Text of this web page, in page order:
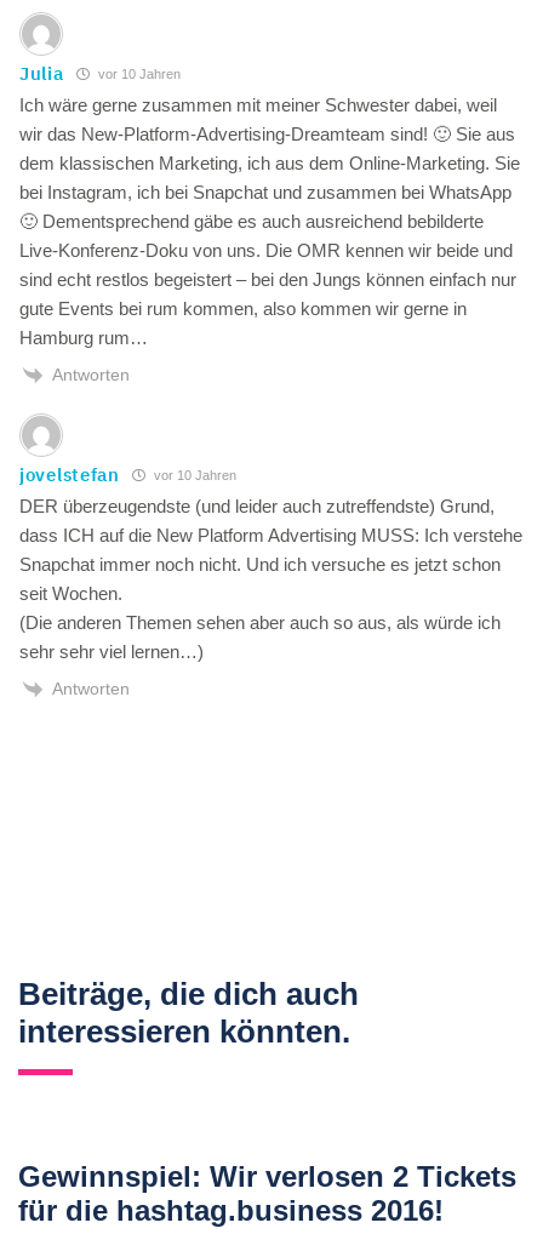
Julia vor 10 Jahren
Ich wäre gerne zusammen mit meiner Schwester dabei, weil
wir das New-Platform-Advertising-Dreamteam sind! 🙂 Sie aus
dem klassischen Marketing, ich aus dem Online-Marketing. Sie
bei Instagram, ich bei Snapchat und zusammen bei WhatsApp
🙂 Dementsprechend gäbe es auch ausreichend bebilderte
Live-Konferenz-Doku von uns. Die OMR kennen wir beide und
sind echt restlos begeistert – bei den Jungs können einfach nur
gute Events bei rum kommen, also kommen wir gerne in
Hamburg rum…
Antworten
jovelstefan vor 10 Jahren
DER überzeugendste (und leider auch zutreffendste) Grund,
dass ICH auf die New Platform Advertising MUSS: Ich verstehe
Snapchat immer noch nicht. Und ich versuche es jetzt schon
seit Wochen.
(Die anderen Themen sehen aber auch so aus, als würde ich
sehr sehr viel lernen…)
Antworten
Beiträge, die dich auch
interessieren könnten.
Gewinnspiel: Wir verlosen 2 Tickets
für die hashtag.business 2016!